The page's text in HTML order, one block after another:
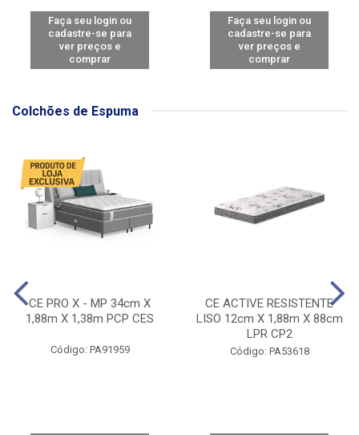
Faça seu login ou
cadastre-se para
ver preços e
comprar
Faça seu login ou
cadastre-se para
ver preços e
comprar
Colchões de Espuma
CE PRO X - MP 34cm X
1,88m X 1,38m PCP CES
Código: PA91959
CE ACTIVE RESISTENTE
LISO 12cm X 1,88m X 88cm
LPR CP2
Código: PA53618